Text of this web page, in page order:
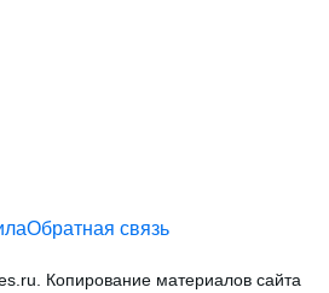
Обратная связь
Копирование материалов сайта